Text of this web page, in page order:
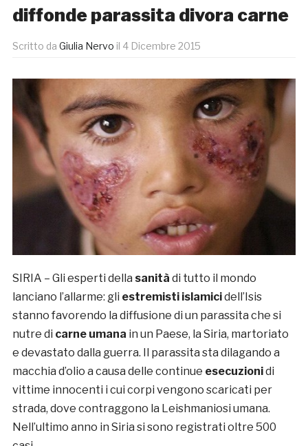
diffonde parassita divora carne
Scritto da Giulia Nervo il 4 Dicembre 2015
SIRIA – Gli esperti della sanità di tutto il mondo
lanciano l’allarme: gli estremisti islamicidell’Isis
stanno favorendo la diffusione di un parassita che si
nutre di carne umana in un Paese, la Siria, martoriato
e devastato dalla guerra. Il parassita sta dilagando a
macchia d’olio a causa delle continue esecuzionidi
vittime innocenti i cui corpi vengono scaricati per
strada, dove contraggono la Leishmaniosi umana.
Nell’ultimo anno in Siria si sono registrati oltre 500